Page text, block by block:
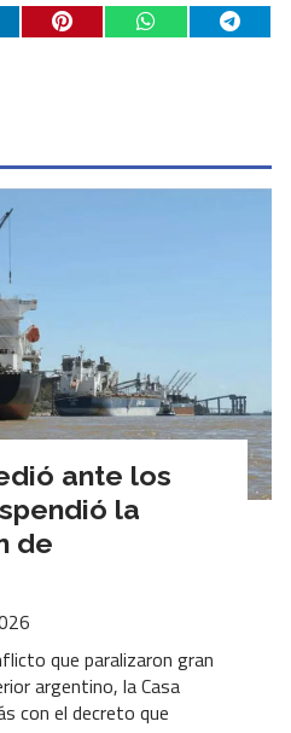
ante los
la
de
que paralizaron gran
argentino, la Casa
con el decreto que